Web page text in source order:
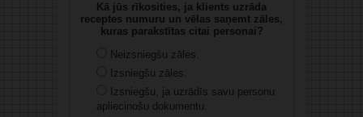
Kā jūs rīkosities, ja klients uzrāda
receptes numuru un vēlas saņemt zāles,
kuras parakstītas citai personai?
Neizsniegšu zāles.
Izsniegšu zāles.
Izsniegšu, ja uzrādīs savu personu
apliecinošu dokumentu.